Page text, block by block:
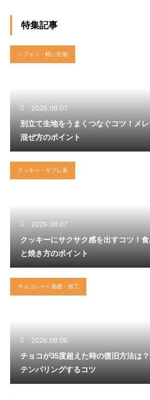
特集記事
シフォン・軽い生地
2026.08.07
別立て生地をうまくつなぐコツ！メ
混ぜ方のポイント
クッキー・サブレ系
2026.08.07
クッキーにサクサク感を出すコツ！
と焼き方のポイント
チョコレート基礎・加工
2026.08.06
チョコが35度超えた時の復旧方法は
テンパリングするコツ